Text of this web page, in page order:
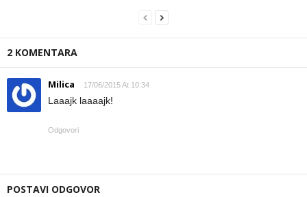
2 KOMENTARA
Milica 17/06/2015 At 10:34
Laaajk laaaajk!
Odgovori
POSTAVI ODGOVOR